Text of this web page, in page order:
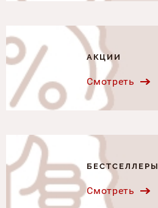
АКЦИИ
Смотреть
БЕСТСЕЛЛЕРЫ
Смотреть